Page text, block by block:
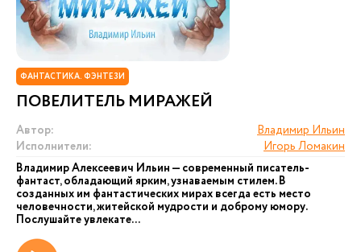
ФАНТАСТИКА. ФЭНТЕЗИ
ПОВЕЛИТЕЛЬ МИРАЖЕЙ
Автор:
Владимир Ильин
Исполнители:
Игорь Ломакин
Владимир Алексеевич Ильин — современный писатель-
фантаст, обладающий ярким, узнаваемым стилем. В
созданных им фантастических мирах всегда есть место
человечности, житейской мудрости и доброму юмору.
Послушайте увлекате...